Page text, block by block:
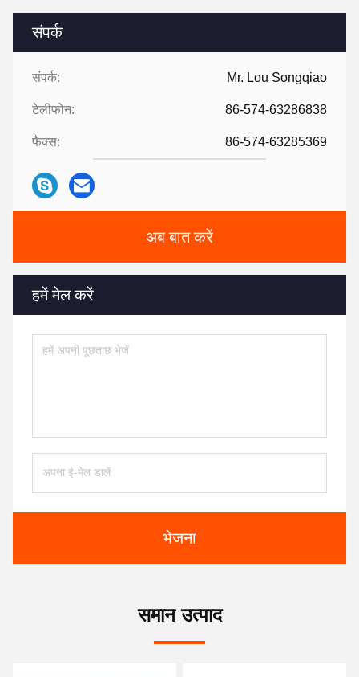
संपर्क
संपर्क: Mr. Lou Songqiao
टेलीफोन: 86-574-63286838
फैक्स: 86-574-63285369
अब बात करें
हमें मेल करें
भेजना
समान उत्पाद